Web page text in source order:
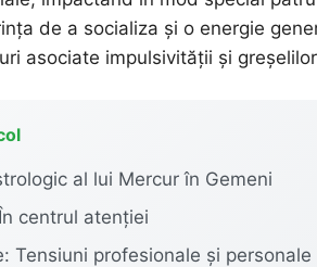
de a socializa și o energie
asociate impulsivității și
al lui Mercur în Gemeni
centrul atenției
Tensiuni profesionale și personale